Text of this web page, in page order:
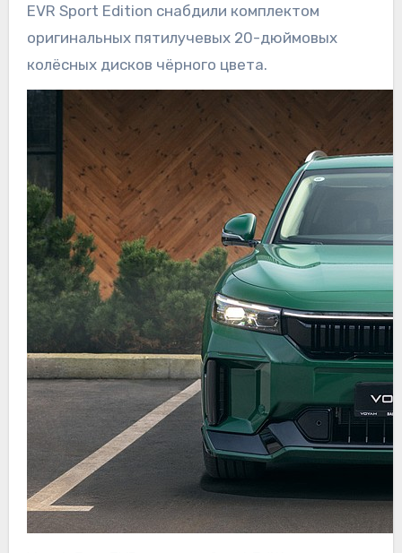
EVR Sport Edition снабдили комплектом
оригинальных пятилучевых 20-дюймовых
колёсных дисков чёрного цвета.